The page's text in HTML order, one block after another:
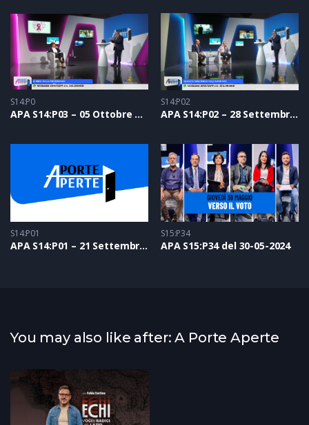
S14:P0
APA S14:P03 – 05 Ottobre 2023
S14:P02
APA S14:P02 – 28 Settembre 2023
S14:P01
APA S14:P01 – 21 Settembre 2023
S15:P34
APA S15:P34 del 30-05-2024
You may also like after: A Porte Aperte